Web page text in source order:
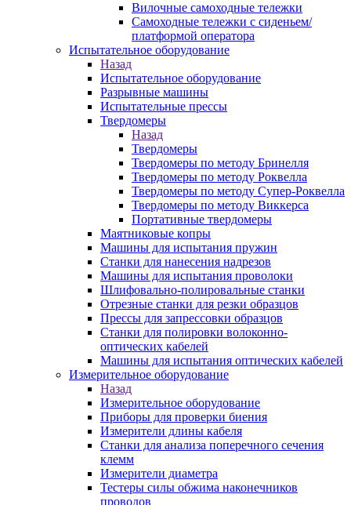
Вилочные самоходные тележки
Самоходные тележки с сиденьем/
платформой оператора
Испытательное оборудование
Назад
Испытательное оборудование
Разрывные машины
Испытательные прессы
Твердомеры
Назад
Твердомеры
Твердомеры по методу Бринелля
Твердомеры по методу Роквелла
Твердомеры по методу Супер-Роквелла
Твердомеры по методу Виккерса
Портативные твердомеры
Маятниковые копры
Машины для испытания пружин
Станки для нанесения надрезов
Машины для испытания проволоки
Шлифовально-полировальные станки
Отрезные станки для резки образцов
Прессы для запрессовки образцов
Станки для полировки волоконно-
оптических кабелей
Машины для испытания оптических кабелей
Измерительное оборудование
Назад
Измерительное оборудование
Приборы для проверки биения
Измерители длины кабеля
Станки для анализа поперечного сечения
клемм
Измерители диаметра
Тестеры силы обжима наконечников
проводов